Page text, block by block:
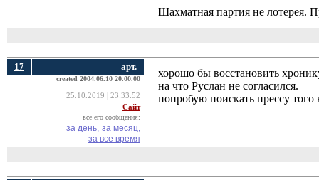
Шахматная партия не
17 арт.
created 2004.06.10 20.00.00
25.10.2019 | 23:33:52
Сайт
все его сообщения:
за день, за месяц,
за все время
хорошо бы восстановить
на что Руслан не согласился.
попробую поискать прессу того